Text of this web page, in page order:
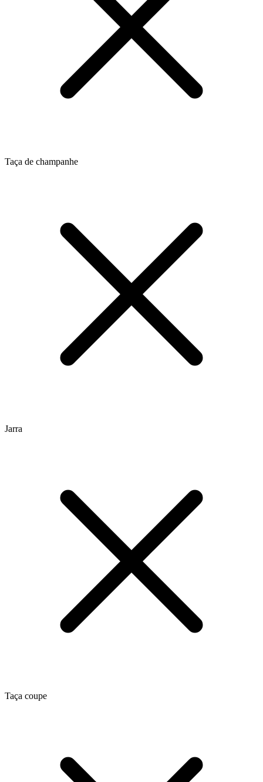
Taça de champanhe
Jarra
Taça coupe